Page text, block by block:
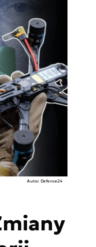
Autor. Defence24